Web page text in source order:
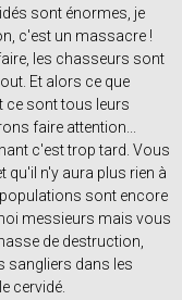
sont énormes, je
c'est un massacre !
les chasseurs sont
Et alors ce que
ce sont tous leurs
faire attention...
c'est trop tard. Vous
qu'il n'y aura plus rien à
sont encore
messieurs mais vous
de destruction,
sangliers dans les
cervidé.